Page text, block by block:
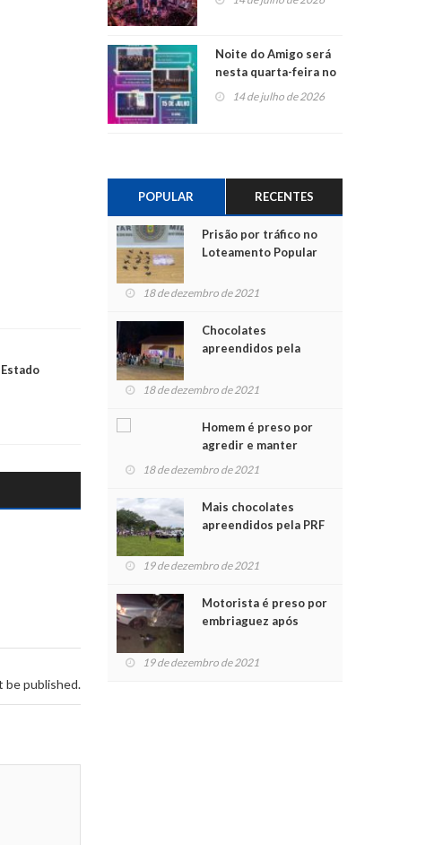
be published.
anos da Sicredi Ouro
Noite do Amigo será
nesta quarta-feira no
Centro de Cultura de
14 de julho de 2026
POPULAR RECENTES
Prisão por tráfico no
Loteamento Popular
18 de dezembro de 2021
Chocolates
apreendidos pela
para crianças na
18 de dezembro de 2021
Homem é preso por
agredir e manter
mulher em cárcere
18 de dezembro de 2021
Mais chocolates
apreendidos pela PRF
crianças no Natal
19 de dezembro de 2021
Motorista é preso por
embriaguez após
feridos
19 de dezembro de 2021